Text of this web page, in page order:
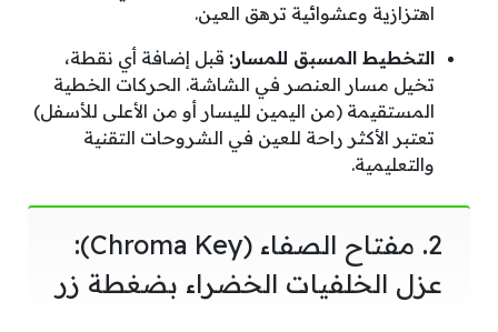
اهتزازية وعشوائية ترهق العين.
التخطيط المسبق للمسار: قبل إضافة أي نقطة،
تخيل مسار العنصر في الشاشة. الحركات الخطية
المستقيمة (من اليمين لليسار أو من الأعلى للأسفل)
تعتبر الأكثر راحة للعين في الشروحات التقنية
والتعليمية.
2. مفتاح الصفاء (Chroma Key):
عزل الخلفيات الخضراء بضغطة زر